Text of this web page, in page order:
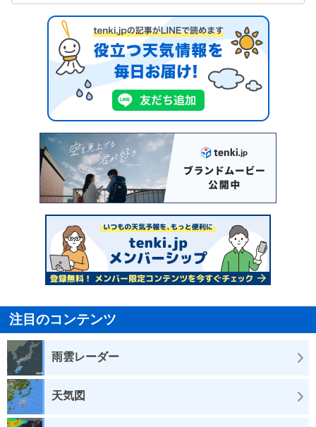
注目のコンテンツ
雨雲レーダー
天気図